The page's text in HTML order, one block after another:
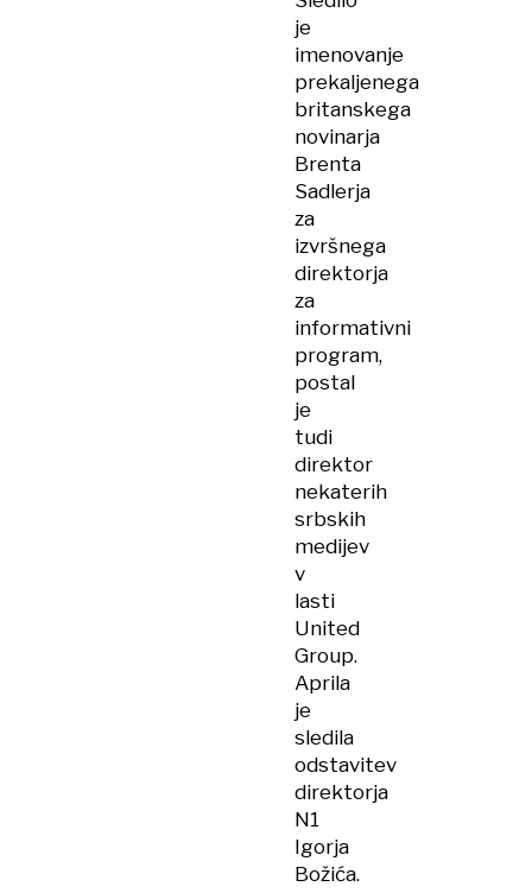
je
imenovanje
prekaljenega
britanskega
novinarja
Brenta
Sadlerja
za
izvršnega
direktorja
za
informativni
program,
postal
je
tudi
direktor
nekaterih
srbskih
medijev
v
lasti
United
Group.
Aprila
je
sledila
odstavitev
direktorja
N1
Igorja
Božića.